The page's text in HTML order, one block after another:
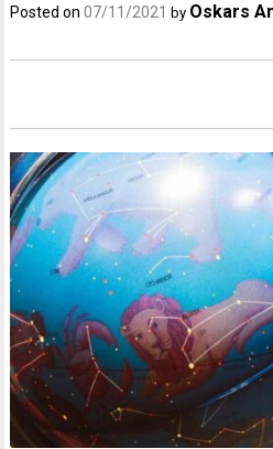
Posted on07/11/2021 by Oskars